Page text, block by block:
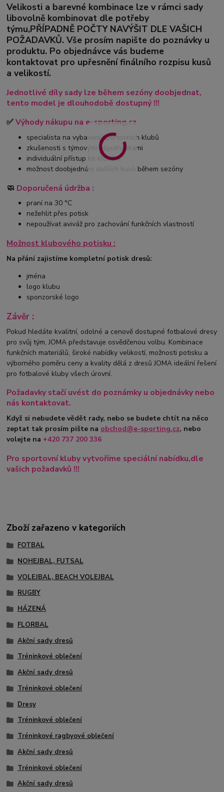
Velikosti a barevné kombinace lze v rámci sady
libovolně kombinovat dle potřeby
týmu,PŘÍPADNĚ POČTY NAVÝŠIT DLE VAŠICH
POŽADAVKŮ. Vše prosím napište do poznávky u
produktu. Po objednávce vás budeme
kontaktovat pro upřesnění finálního rozpisu kusů
a velikostí.
Jednotlivé díly sady lze během sezóny doobjednat,
tento model je dlouhodobě dostupný !!!
✅Výhody nákupu na e-sporting.cz
specialista na vybavení sportovních klubů
zkušenosti s týmovými objednávkami
individuální přístup ke klubům
možnost doobjednání dalších kusů během sezóny
🧼 Doporučená údržba :
praní na 30 °C
nežehlit přes potisk
nepoužívat aviváž pro zachování funkčních vlastností
Možnost klubového potisku :
Na přání zajistíme kompletní potisk dresů:
jména
logo klubu
sponzorské logo
Závěr :
Pokud hledáte kvalitní, odolné a cenově dostupné fotbalové dresy
pro svůj tým, JOMA představuje osvědčenou volbu. Kombinace
funkčních materiálů, široké nabídky velikostí, možnosti potisku a
výborného poměru ceny a kvality dělá z dresů JOMA ideální řešení
pro fotbalové kluby všech úrovní.
Požadavky stačí uvést do poznámky u objednávky nebo
nás kontaktovat.
Když si nebudete vědět rady, nebo se budete chtít na něco
zeptat tak prosím pište na obchod@e-sporting.cz, nebo
volejte na +420 737 200 336
Pro sportovní kluby vytvoříme speciální nabídku,dle
vašich požadavků !!!
Zboží zařazeno v kategoriích
FOTBAL
NOHEJBAL, FUTSAL
VOLEJBAL, BEACH VOLEJBAL
RUGBY
HÁZENÁ
FLORBAL
Akční sady dresů
Tréninkové oblečení
Akční sady dresů
Tréninkové oblečení
Dresy
Tréninkové oblečení
Tréninkové ragbyové oblečení
Akční sady dresů
Tréninkové oblečení
Akční sady dresů